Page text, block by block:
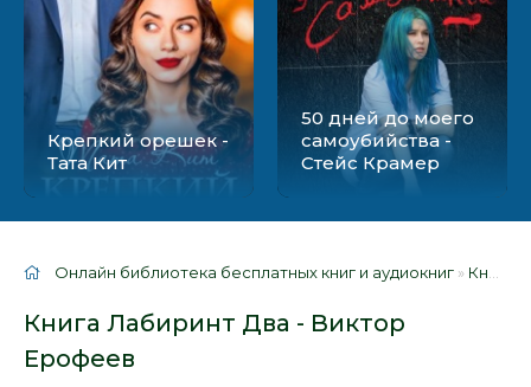
Крепкий орешек -
Тата Кит
50 дней до моего
самоубийства -
Стейс Крамер
Онлайн библиотека бесплатных книг и аудиокниг » Книги
Книга Лабиринт Два - Виктор
Ерофеев